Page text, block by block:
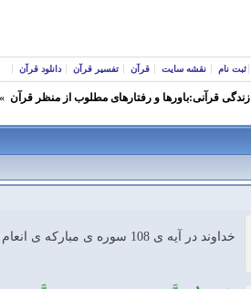
ثبت نام نقشه سایت قرآن تفسیر قرآن دانلود قرآن
زندگی قرآنی:باورها و رفتارهای مطلوب از منظر قرآن »
خداوند در آیه ی 108 سوره ی مبارکه ی انعام مومنان را به